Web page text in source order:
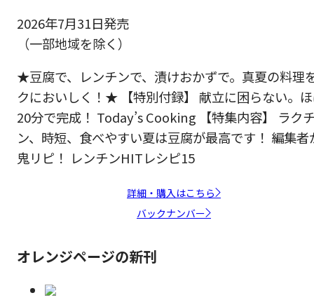
2026年7月31日発売
（一部地域を除く）
★豆腐で、レンチンで、漬けおかずで。真夏の料理
クにおいしく！★ 【特別付録】 献立に困らない。
20分で完成！ Today’s Cooking 【特集内容】 ラク
ン、時短、食べやすい夏は豆腐が最高です！ 編集者
鬼リピ！ レンチンHITレシピ15
詳細・購入はこちら
バックナンバー
オレンジページの新刊